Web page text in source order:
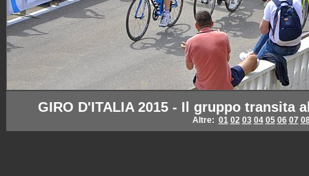
GIRO D'ITALIA 2015 - Il gruppo transita
Altre: 01 02 03 04 05 06 07